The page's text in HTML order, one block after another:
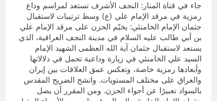
جاء في قناة المنار: النجف الأشرف تستعد لمراسم وداع
رمزية في مرقد الإمام علي (ع) وسط ترتيبات لاستقبال
جثمان الإمام الخامنئي: يخيّم الحزن على مرقد الإمام علي
بن أبي طالب عليه السلام في مدينة النجف العراقية، الذي
يستعد لاستقبال جثمان آية الله العظمى الشهيد الإمام
السيد علي الخامنئي في زيارة وداعية تحمل في دلالاتها
وأبعادها رمزية خاصة، وتعكس عمق العلاقات بين إيران
والعراق على مختلف المستويات. واتشح الضريح المقدس
بالسواد تعبيرًا عن أجواء الحزن. ومن المقرر أن يصل